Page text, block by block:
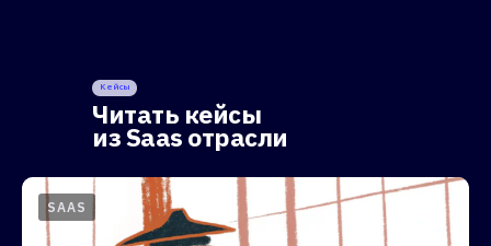
Кейсы
Читать кейсы
из Saas отрасли
SAAS